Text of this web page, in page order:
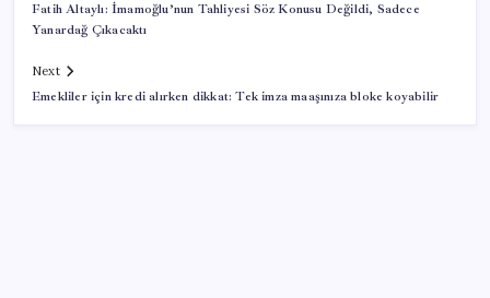
Fatih Altaylı: İmamoğlu’nun Tahliyesi Söz Konusu Değildi, Sadece
Yanardağ Çıkacaktı
Next
Emekliler için kredi alırken dikkat: Tek imza maaşınıza bloke koyabilir